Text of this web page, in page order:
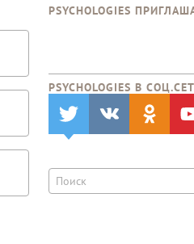
PSYCHOLOGIES
PSYCHOLOGIES В